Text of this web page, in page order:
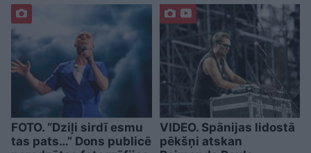
FOTO. “Dziļi sirdī esmu
tas pats…” Dons publicē
VIDEO. Spānijas lidostā
pēkšņi atskan